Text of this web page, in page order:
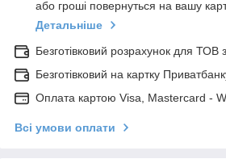
або гроші повернуться на вашу
Детальніше
Безготівковий розрахунок для ТОВ
Безготівковий на картку
Оплата картою Visa, Mastercard -
Всі умови оплати